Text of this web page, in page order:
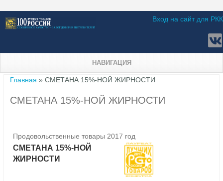
Вход на сайт для РКК
НАВИГАЦИЯ
Вы здесь
Главная » СМЕТАНА 15%-НОЙ ЖИРНОСТИ
СМЕТАНА 15%-НОЙ ЖИРНОСТИ
Продовольственные товары 2017 год
СМЕТАНА 15%-НОЙ
ЖИРНОСТИ